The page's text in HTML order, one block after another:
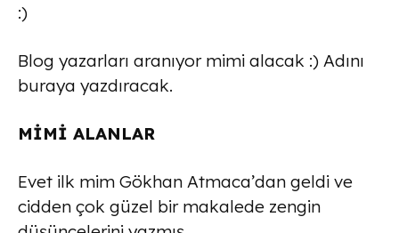
:)
Blog yazarları aranıyor mimi alacak :) Adını
buraya yazdıracak.
MİMİ ALANLAR
Evet ilk mim Gökhan Atmaca’dan geldi ve
cidden çok güzel bir makalede zengin